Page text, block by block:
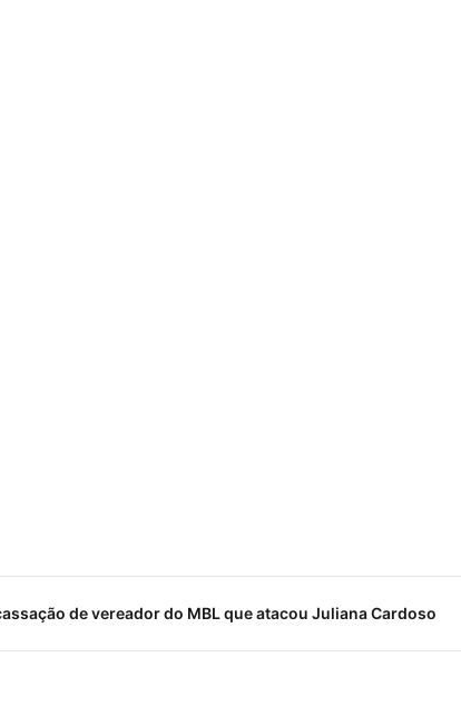
de vereador do MBL que atacou Juliana Cardoso